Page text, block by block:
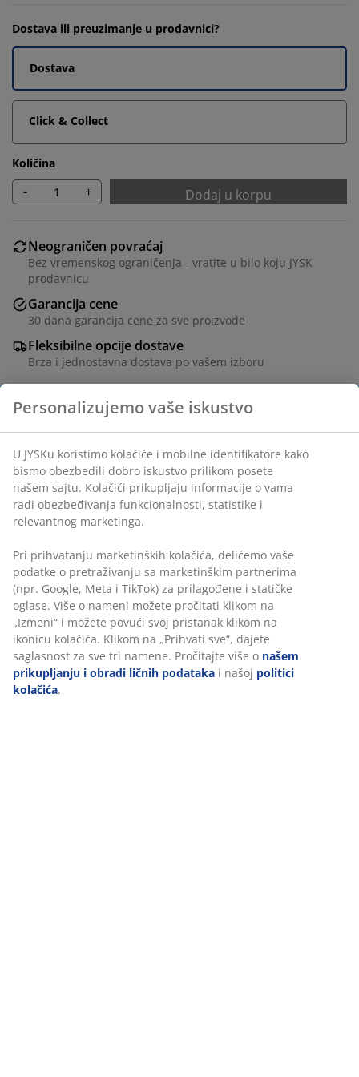
Dostava ili preuzimanje u prodavnici?
Dostava
Click & Collect
Količina
- + Dodaj u korpu
Neograničen povraćaj
Bez vremenskog ograničenja - vratite u bilo koju JYSK
prodavnicu
Garancija cene
30 dana garancija cene za sve proizvode
Fleksibilne opcije dostave
Brza i jednostavna dostava po vašem izboru
Tehnički podaci
Recenzije
1)
Dostava
Personalizujemo vaše iskustvo
U JYSKu koristimo kolačiće i mobilne identifikatore kako
bismo obezbedili dobro iskustvo prilikom posete
našem sajtu. Kolačići prikupljaju informacije o vama
radi obezbeđivanja funkcionalnosti, statistike i
relevantnog marketinga.
Pri prihvatanju marketinških kolačića, delićemo vaše
podatke o pretraživanju sa marketinškim partnerima
(npr. Google, Meta i TikTok) za prilagođene i statičke
oglase. Više o nameni možete pročitati klikom na
„Izmeni“ i možete povući svoj pristanak klikom na
ikonicu kolačića. Klikom na „Prihvati sve“, dajete
saglasnost za sve tri namene. Pročitajte više o našem
prikupljanju i obradi ličnih podataka i našoj politici
kolačića.